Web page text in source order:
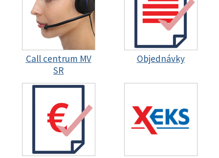
Call centrum MV
SR
Objednávky